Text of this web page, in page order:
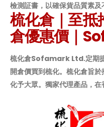
檢測証書，以確保貨品質素及
梳化倉｜至抵
倉優惠價｜
梳化倉Sofamark Ltd.定期
開倉價買到梳化。梳化倉旨
化予大眾。獨家代理產品，在